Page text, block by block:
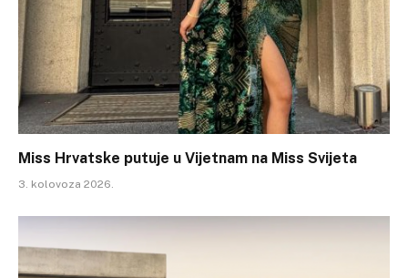
Miss Hrvatske putuje u Vijetnam na Miss Svijeta
3. kolovoza 2026.